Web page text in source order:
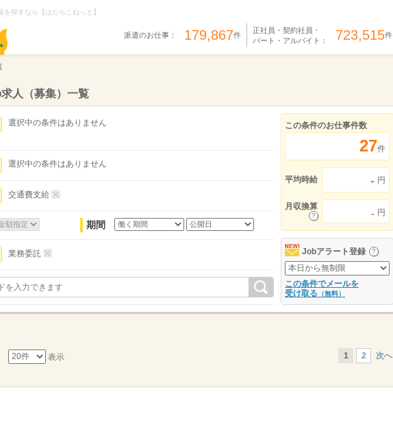
探すなら【はたらこねっと】
派遣のお仕事： 179,867件
正社員・契約社員・
パート・アルバイト： 723,515件
人（募集）一覧
選択中の条件はありません
選択中の条件はありません
交通費支給
期間
業務委託
この条件のお仕事件数
27件
平均時給 - 円
月収換算
- 円
Jobアラート登録
この条件でメールを
受け取る （無料）
表示 1 2 次へ